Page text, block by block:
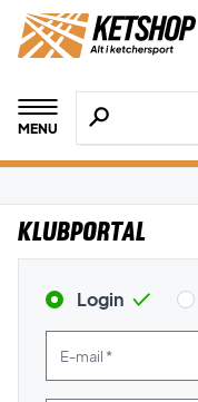
MENU
Søg efter
Klubportal
Login